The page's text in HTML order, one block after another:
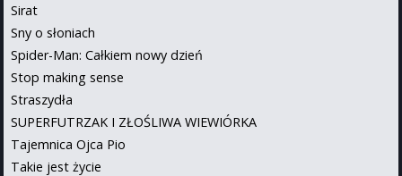
Sirat
Sny o słoniach
Spider-Man: Całkiem nowy dzień
Stop making sense
Straszydła
SUPERFUTRZAK I ZŁOŚLIWA WIEWIÓRKA
Tajemnica Ojca Pio
Takie jest życie